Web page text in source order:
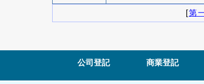
[第
公司登記 商業登記